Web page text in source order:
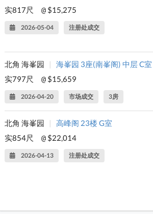
实817尺
@ $15,275
2026-05-04 注册处成交
北角 海峯园 |
海峯园 3座(南峯阁) 中层 C室
实797尺
@ $15,659
2026-04-20 市场成交 3房
北角 海峯园 |
高峰阁 23楼 G室
实854尺
@ $22,014
2026-04-13 注册处成交